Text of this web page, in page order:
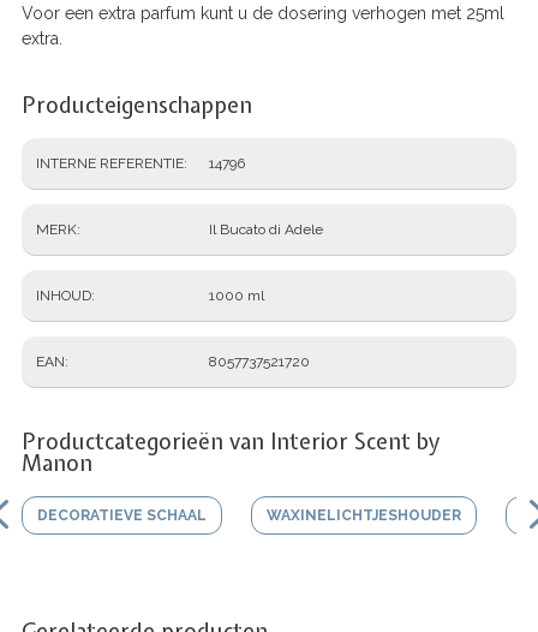
Voor een extra parfum kunt u de dosering verhogen met 25ml
extra.
Producteigenschappen
INTERNE REFERENTIE 14796
MERK Il Bucato di Adele
INHOUD 1000 ml
EAN 8057737521720
Productcategorieën van Interior Scent by
Manon
DECORATIEVE SCHAAL WAXINELICHTJESHOUDER